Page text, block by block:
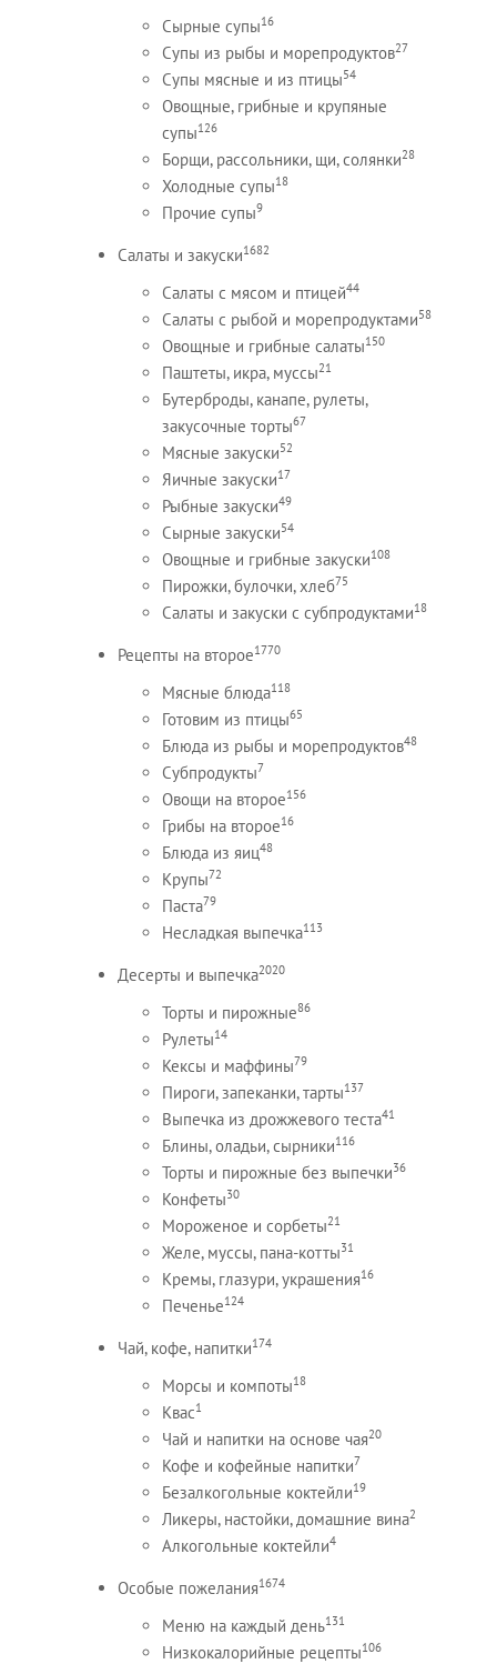
Сырные супы16
Супы из рыбы и морепродуктов27
Супы мясные и из птицы54
Овощные, грибные и крупяные
супы126
Борщи, рассольники, щи, солянки28
Холодные супы18
Прочие супы9
Салаты и закуски1682
Салаты с мясом и птицей44
Салаты с рыбой и морепродуктами58
Овощные и грибные салаты150
Паштеты, икра, муссы21
Бутерброды, канапе, рулеты,
закусочные торты67
Мясные закуски52
Яичные закуски17
Рыбные закуски49
Сырные закуски54
Овощные и грибные закуски108
Пирожки, булочки, хлеб75
Салаты и закуски с субпродуктами18
Рецепты на второе1770
Мясные блюда118
Готовим из птицы65
Блюда из рыбы и морепродуктов48
Субпродукты7
Овощи на второе156
Грибы на второе16
Блюда из яиц48
Крупы72
Паста79
Несладкая выпечка113
Десерты и выпечка2020
Торты и пирожные86
Рулеты14
Кексы и маффины79
Пироги, запеканки, тарты137
Выпечка из дрожжевого теста41
Блины, оладьи, сырники116
Торты и пирожные без выпечки36
Конфеты30
Мороженое и сорбеты21
Желе, муссы, пана-котты31
Кремы, глазури, украшения16
Печенье124
Чай, кофе, напитки174
Морсы и компоты18
Квас1
Чай и напитки на основе чая20
Кофе и кофейные напитки7
Безалкогольные коктейли19
Ликеры, настойки, домашние вина2
Алкогольные коктейли4
Особые пожелания1674
Меню на каждый день131
Низкокалорийные рецепты106